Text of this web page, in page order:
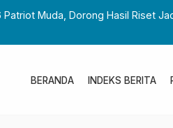
Patriot Muda, Dorong Hasil Riset
BERANDA INDEKS BERITA